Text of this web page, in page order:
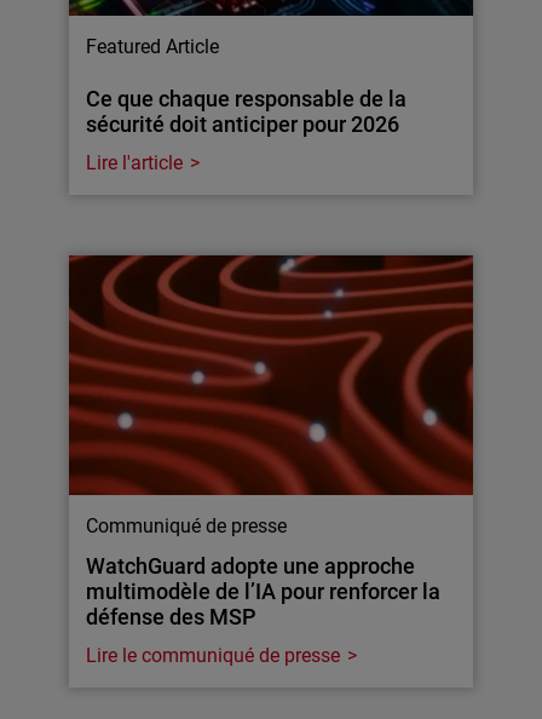
Featured Article
Ce que chaque responsable de la
sécurité doit anticiper pour 2026
Lire l'article
Communiqué de presse
WatchGuard adopte une approche
multimodèle de l’IA pour renforcer la
défense des MSP
Lire le communiqué de presse